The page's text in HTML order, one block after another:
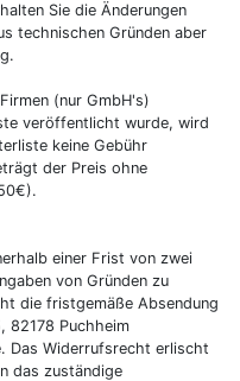
Sie die Änderungen
technischen Gründen aber
(nur GmbH's)
veröffentlicht wurde, wird
keine Gebühr
der Preis ohne
einer Frist von zwei
von Gründen zu
die fristgemäße Absendung
82178 Puchheim
Das Widerrufsrecht erlischt
das zuständige